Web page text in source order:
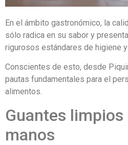
En el ámbito gastronómico, la
sólo radica en su sabor y
rigurosos estándares de higiene
Conscientes de esto, desde
pautas fundamentales para el
alimentos.
Guantes limpios
manos